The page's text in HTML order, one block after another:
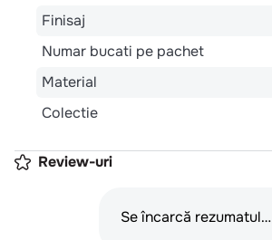
Finisaj
Numar bucati pe pachet
Material
Colectie
Review-uri
Se încarcă rezumatul…